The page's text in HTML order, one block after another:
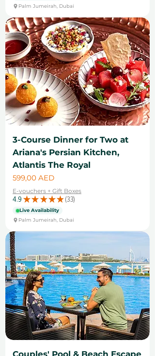
Palm Jumeirah, Dubai
3-Course Dinner for Two at
Ariana's Persian Kitchen,
Atlantis The Royal
Цена
599,00 AED
E-vouchers + Gift Boxes
4.9 ★ ★ ★ ★ ★ 33
33
Live Availability
Palm Jumeirah, Dubai
Couples' Pool & Beach Escape